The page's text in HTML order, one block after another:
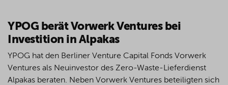
YPOG berätVorwerk Ventures bei
Investition in Alpakas
YPOG hat den Berliner Venture Capital Fonds Vorwerk
Ventures als Neuinvestor des Zero-Waste-Lieferdienst
Alpakas beraten. Neben Vorwerk Ventures beteiligten sich